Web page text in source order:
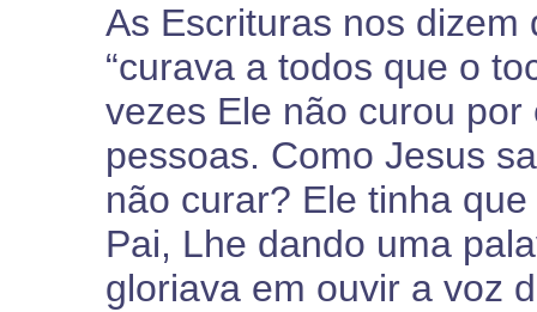
As Escrituras nos
“curava a todos que o
vezes Ele não curou
pessoas. Como Jesus
não curar? Ele tinha
Pai, Lhe dando uma
gloriava em ouvir a voz